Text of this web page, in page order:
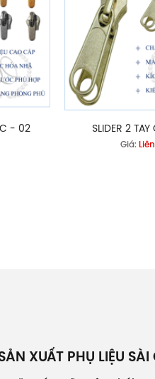
- 02 SLIDER 2
Giá:
XUẤT PHỤ LIỆU SÀI